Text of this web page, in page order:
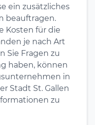
ein zusätzliches
beauftragen.
Kosten für die
je nach Art
Sie Fragen zu
haben, können
in
Stadt St. Gallen
zu